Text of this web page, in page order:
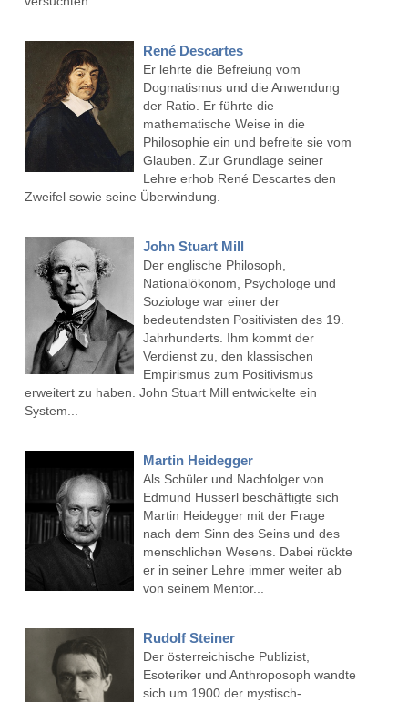
René Descartes
Er lehrte die Befreiung vom
Dogmatismus und die Anwendung
der Ratio. Er führte die
mathematische Weise in die
Philosophie ein und befreite sie vom
Glauben. Zur Grundlage seiner
Lehre erhob René Descartes den
Zweifel sowie seine Überwindung.
John Stuart Mill
Der englische Philosoph,
Nationalökonom, Psychologe und
Soziologe war einer der
bedeutendsten Positivisten des 19.
Jahrhunderts. Ihm kommt der
Verdienst zu, den klassischen
Empirismus zum Positivismus
erweitert zu haben. John Stuart Mill entwickelte ein
System...
Martin Heidegger
Als Schüler und Nachfolger von
Edmund Husserl beschäftigte sich
Martin Heidegger mit der Frage
nach dem Sinn des Seins und des
menschlichen Wesens. Dabei rückte
er in seiner Lehre immer weiter ab
von seinem Mentor...
Rudolf Steiner
Der österreichische Publizist,
Esoteriker und Anthroposoph wandte
sich um 1900 der mystisch-